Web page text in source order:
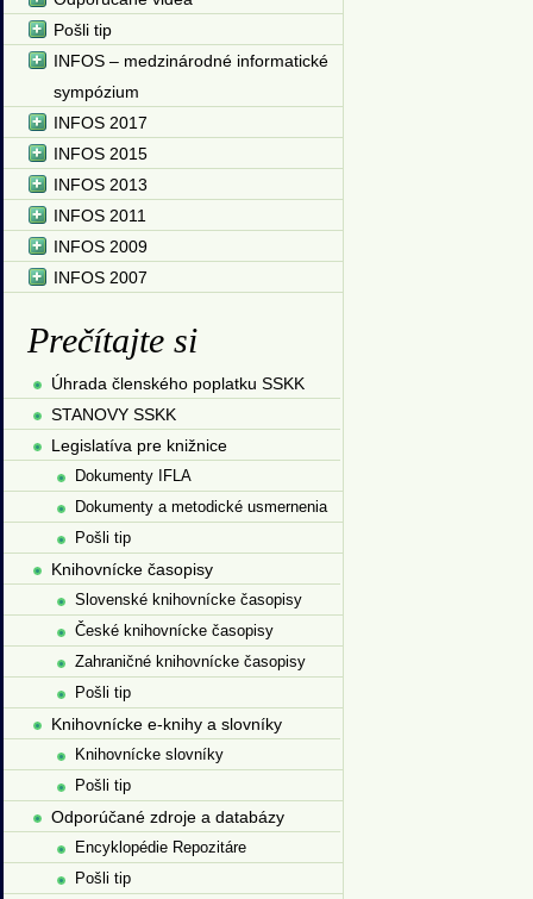
Pošli tip
INFOS – medzinárodné informatické
sympózium
INFOS 2017
INFOS 2015
INFOS 2013
INFOS 2011
INFOS 2009
INFOS 2007
Prečítajte si
Úhrada členského poplatku SSKK
STANOVY SSKK
Legislatíva pre knižnice
Dokumenty IFLA
Dokumenty a metodické usmernenia
Pošli tip
Knihovnícke časopisy
Slovenské knihovnícke časopisy
České knihovnícke časopisy
Zahraničné knihovnícke časopisy
Pošli tip
Knihovnícke e-knihy a slovníky
Knihovnícke slovníky
Pošli tip
Odporúčané zdroje a databázy
Encyklopédie Repozitáre
Pošli tip